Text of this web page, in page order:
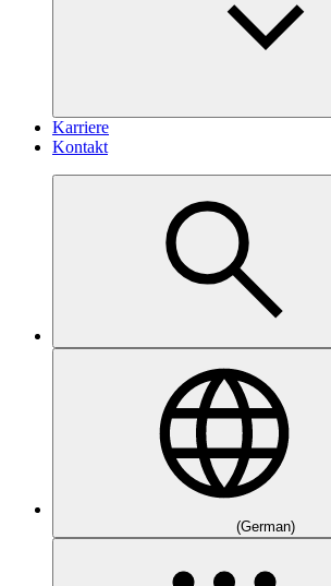
Karriere
Kontakt
(German)